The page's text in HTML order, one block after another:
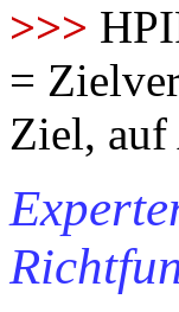
>>>
=
Ziel, auf